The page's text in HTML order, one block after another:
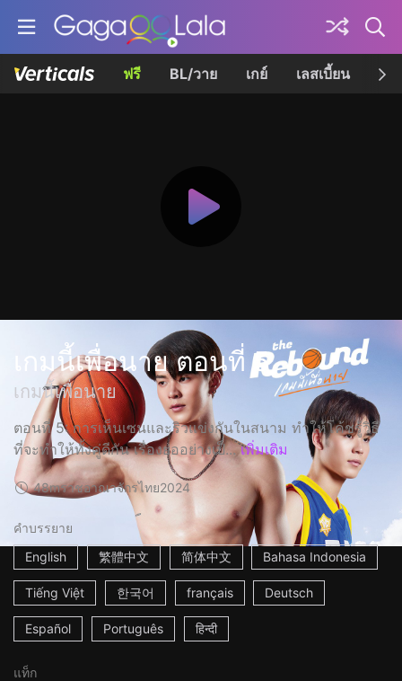
ฟรี BL/วาย เกย์ เลสเบี้ยน เค
เกมนี้เพื่อนาย ตอนที่ 5
เกมนี้เพื่อนาย
ตอนที่ 5: การเห็นเซนและริวแข่งกันในสนาม ทำให้โค้ชรู้วิธี
ที่จะทำให้ทั้งคู่ดีกัน เรื่องย่ออย่างเป็... เพิ่มเติม
48mราชอาณาจักรไทย2024
คำบรรยาย
English
繁體中文 简体中文 Bahasa Indonesia
Tiếng Việt 한국어 français Deutsch
Español Português हिन्दी
แท็ก